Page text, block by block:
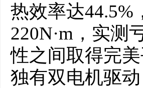
热效率达44.5%
220N·m，实测
性之间取得完
独有双电机驱